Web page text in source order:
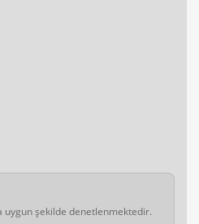
şekilde denetlenmektedir.